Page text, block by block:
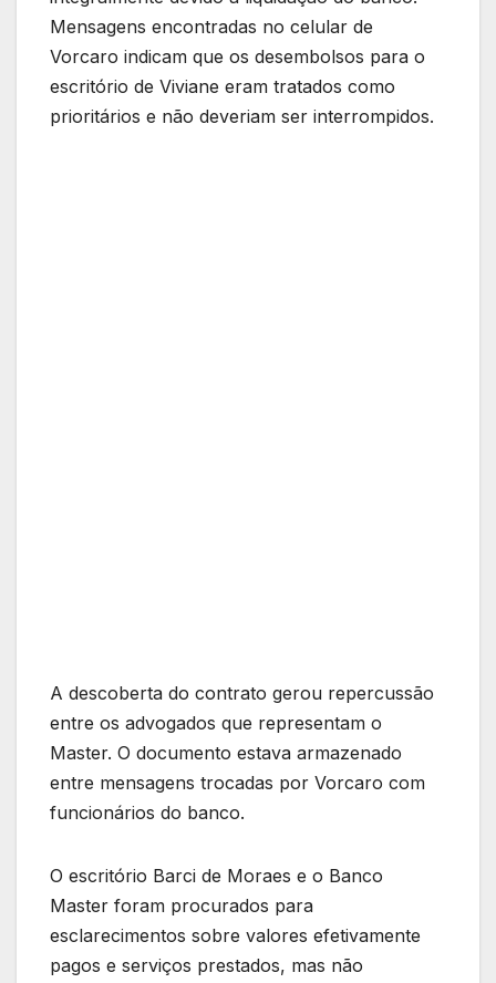
Mensagens encontradas no celular de
Vorcaro indicam que os desembolsos para o
escritório de Viviane eram tratados como
prioritários e não deveriam ser interrompidos.
A descoberta do contrato gerou repercussão
entre os advogados que representam o
Master. O documento estava armazenado
entre mensagens trocadas por Vorcaro com
funcionários do banco.
O escritório Barci de Moraes e o Banco
Master foram procurados para
esclarecimentos sobre valores efetivamente
pagos e serviços prestados, mas não